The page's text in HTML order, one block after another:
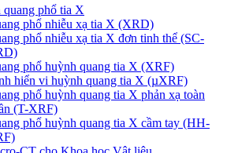
quang phổ tia X
phổ nhiễu xạ tia X (XRD)
phổ nhiễu xạ tia X đơn tinh thể (SC-
phổ huỳnh quang tia X (XRF)
hiển vi huỳnh quang tia X (µXRF)
phổ huỳnh quang tia X phản xạ toàn
(T-XRF)
phổ huỳnh quang tia X cầm tay (HH-